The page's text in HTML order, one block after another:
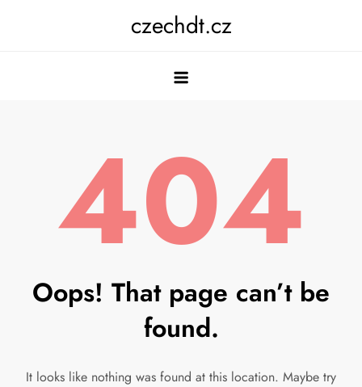
czechdt.cz
404
Oops! That page can’t be
found.
It looks like nothing was found at this location. Maybe try